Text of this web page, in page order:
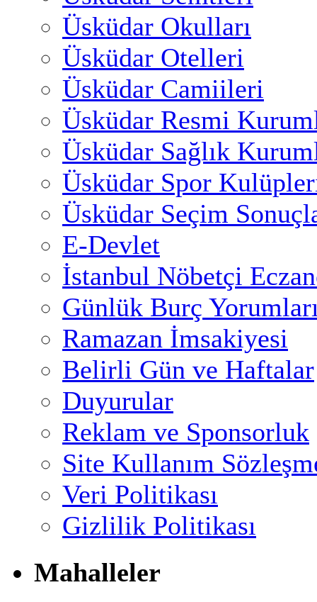
Üsküdar Okulları
Üsküdar Otelleri
Üsküdar Camiileri
Üsküdar Resmi
Üsküdar Sağlık
Üsküdar Spor
Üsküdar Seçim
E-Devlet
İstanbul Nöbetçi
Günlük Burç
Ramazan İmsakiyesi
Belirli Gün ve Haftalar
Duyurular
Reklam ve Sponsorluk
Site Kullanım
Veri Politikası
Gizlilik Politikası
Mahalleler